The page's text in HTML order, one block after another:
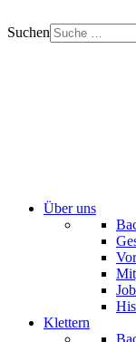
Suchen
Über uns
Klettern